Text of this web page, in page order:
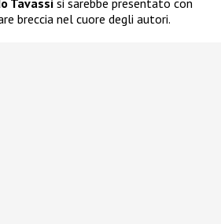
breccia nel cuore degli autori.